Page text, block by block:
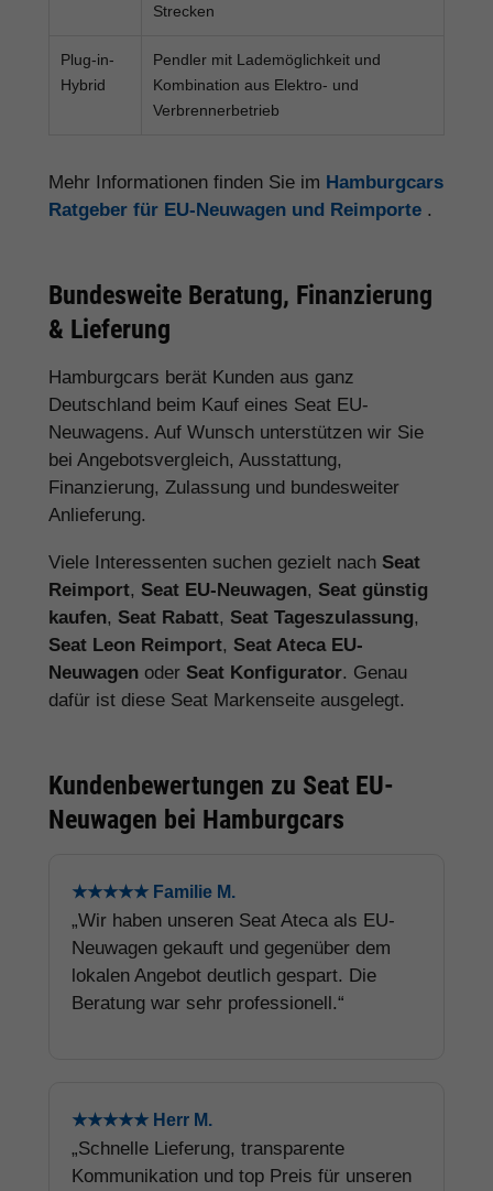
Strecken
Plug-in-
Hybrid
Pendler mit Lademöglichkeit und
Kombination aus Elektro- und
Verbrennerbetrieb
Mehr Informationen finden Sie im Hamburgcars
Ratgeber für EU-Neuwagen und Reimporte .
Bundesweite Beratung, Finanzierung
& Lieferung
Hamburgcars berät Kunden aus ganz
Deutschland beim Kauf eines Seat EU-
Neuwagens. Auf Wunsch unterstützen wir Sie
bei Angebotsvergleich, Ausstattung,
Finanzierung, Zulassung und bundesweiter
Anlieferung.
Viele Interessenten suchen gezielt nach Seat
Reimport, Seat EU-Neuwagen, Seat günstig
kaufen, Seat Rabatt, Seat Tageszulassung,
Seat Leon Reimport, Seat Ateca EU-
Neuwagen oder Seat Konfigurator. Genau
dafür ist diese Seat Markenseite ausgelegt.
Kundenbewertungen zu Seat EU-
Neuwagen bei Hamburgcars
★★★★★ Familie M.
„Wir haben unseren Seat Ateca als EU-
Neuwagen gekauft und gegenüber dem
lokalen Angebot deutlich gespart. Die
Beratung war sehr professionell.“
★★★★★ Herr M.
„Schnelle Lieferung, transparente
Kommunikation und top Preis für unseren